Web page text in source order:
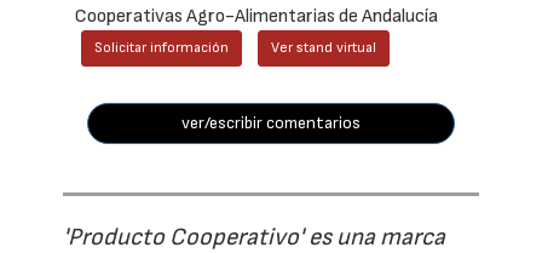
Cooperativas Agro-Alimentarias de Andalucía
Solicitar información Ver stand virtual
ver/escribir comentarios
'Producto Cooperativo' es una marca